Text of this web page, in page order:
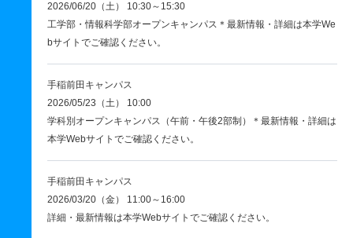
2026/06/20（土） 10:30～15:30
工学部・情報科学部オープンキャンパス＊最新情報・詳細は本学We
bサイトでご確認ください。
手稲前田キャンパス
2026/05/23（土） 10:00
学科別オープンキャンパス（午前・午後2部制）＊最新情報・詳細は
本学Webサイトでご確認ください。
手稲前田キャンパス
2026/03/20（金） 11:00～16:00
詳細・最新情報は本学Webサイトでご確認ください。